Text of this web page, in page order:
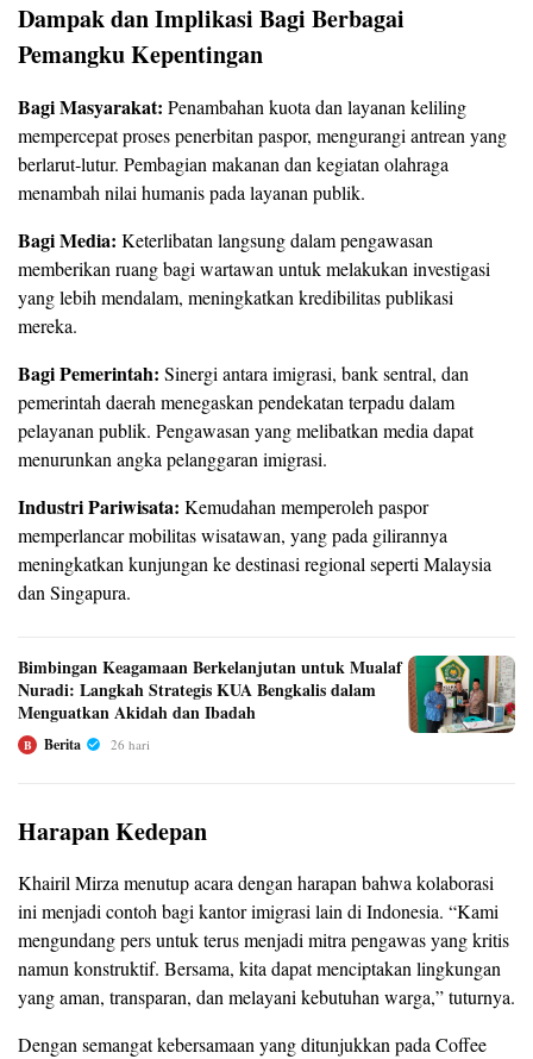
Dampak dan Implikasi Bagi Berbagai
Pemangku Kepentingan
Bagi Masyarakat: Penambahan kuota dan layanan keliling
mempercepat proses penerbitan paspor, mengurangi antrean yang
berlarut‑lutur. Pembagian makanan dan kegiatan olahraga
menambah nilai humanis pada layanan publik.
Bagi Media: Keterlibatan langsung dalam pengawasan
memberikan ruang bagi wartawan untuk melakukan investigasi
yang lebih mendalam, meningkatkan kredibilitas publikasi
mereka.
Bagi Pemerintah: Sinergi antara imigrasi, bank sentral, dan
pemerintah daerah menegaskan pendekatan terpadu dalam
pelayanan publik. Pengawasan yang melibatkan media dapat
menurunkan angka pelanggaran imigrasi.
Industri Pariwisata: Kemudahan memperoleh paspor
memperlancar mobilitas wisatawan, yang pada gilirannya
meningkatkan kunjungan ke destinasi regional seperti Malaysia
dan Singapura.
Bimbingan Keagamaan Berkelanjutan untuk Mualaf
Nuradi: Langkah Strategis KUA Bengkalis dalam
Menguatkan Akidah dan Ibadah
B Berita 26 hari
Harapan Kedepan
Khairil Mirza menutup acara dengan harapan bahwa kolaborasi
ini menjadi contoh bagi kantor imigrasi lain di Indonesia. “Kami
mengundang pers untuk terus menjadi mitra pengawas yang kritis
namun konstruktif. Bersama, kita dapat menciptakan lingkungan
yang aman, transparan, dan melayani kebutuhan warga,” tuturnya.
Dengan semangat kebersamaan yang ditunjukkan pada Coffee